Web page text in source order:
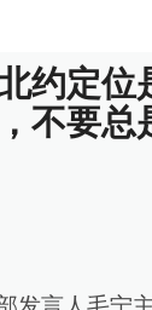
约定位
不要总